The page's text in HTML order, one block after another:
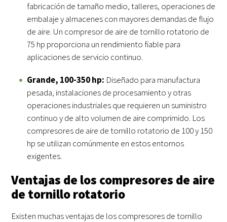
fabricación de tamaño medio, talleres, operaciones de
embalaje y almacenes con mayores demandas de flujo
de aire. Un compresor de aire de tornillo rotatorio de
75 hp proporciona un rendimiento fiable para
aplicaciones de servicio continuo.
Grande, 100-350 hp: Diseñado para manufactura
pesada, instalaciones de procesamiento y otras
operaciones industriales que requieren un suministro
continuo y de alto volumen de aire comprimido. Los
compresores de aire de tornillo rotatorio de 100 y 150
hp se utilizan comúnmente en estos entornos
exigentes.
Ventajas de los compresores de aire
de tornillo rotatorio
Existen muchas ventajas de los compresores de tornillo